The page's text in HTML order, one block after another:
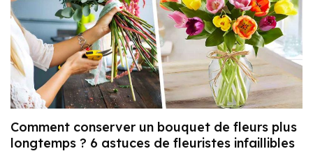
Comment conserver un bouquet de fleurs plus
longtemps ? 6 astuces de fleuristes infaillibles